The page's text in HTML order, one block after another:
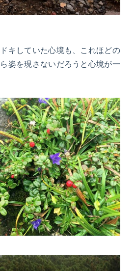
キしていた心境も、これほどの
姿を現さないだろうと心境が一